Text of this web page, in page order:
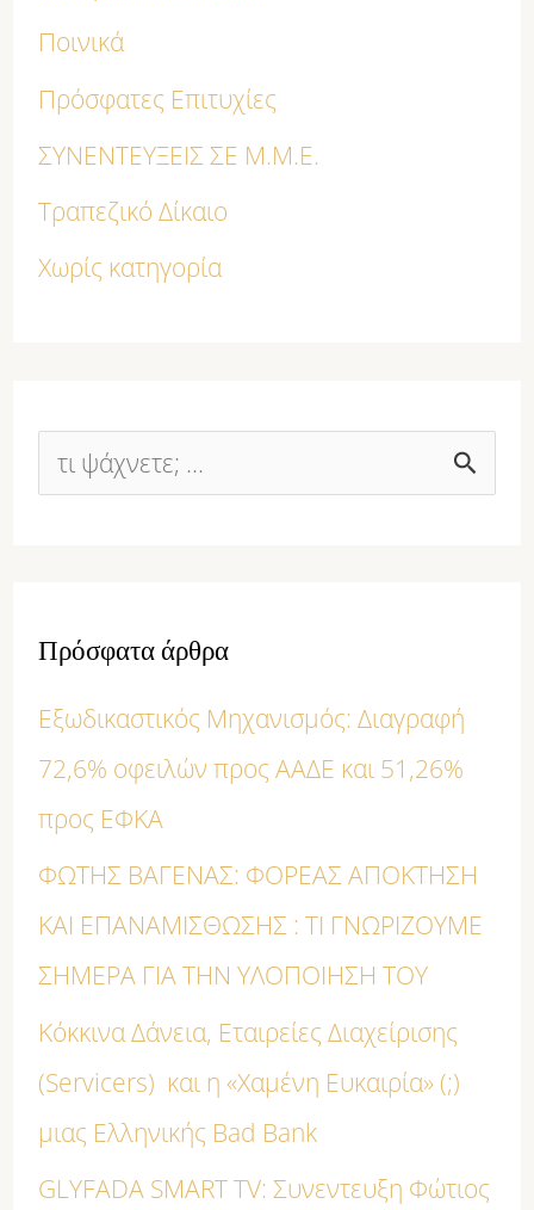
Ποινικά
Πρόσφατες Επιτυχίες
ΣΥΝΕΝΤΕΥΞΕΙΣ ΣΕ Μ.Μ.Ε.
Τραπεζικό Δίκαιο
Χωρίς κατηγορία
ή
τ
η
σ
η
γ
ι
α
:
Πρόσφατα άρθρα
Εξωδικαστικός Μηχανισμός: Διαγραφή
72,6% οφειλών προς ΑΑΔΕ και 51,26%
προς ΕΦΚΑ
ΦΩΤΗΣ ΒΑΓΕΝΑΣ: ΦΟΡΕΑΣ ΑΠΟΚΤΗΣΗ
ΚΑΙ ΕΠΑΝΑΜΙΣΘΩΣΗΣ : ΤΙ ΓΝΩΡΙΖΟΥΜΕ
ΣΗΜΕΡΑ ΓΙΑ ΤΗΝ ΥΛΟΠΟΙΗΣΗ ΤΟΥ
Κόκκινα Δάνεια, Εταιρείες Διαχείρισης
(Servicers) και η «Χαμένη Ευκαιρία» (;)
μιας Ελληνικής Bad Bank
GLYFADA SMART TV: Συνεντευξη Φώτιος